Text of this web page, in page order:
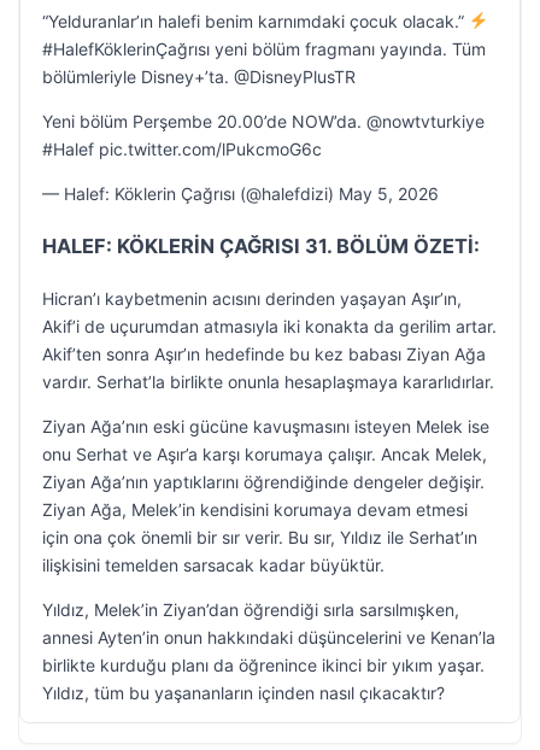
“Yelduranlar’ın halefi benim karnımdaki çocuk olacak.”
#HalefKöklerinÇağrısı yeni bölüm fragmanı yayında. Tüm
bölümleriyle Disney+’ta. @DisneyPlusTR
Yeni bölüm Perşembe 20.00’de NOW’da. @nowtvturkiye
#Halef pic.twitter.com/lPukcmoG6c
— Halef: Köklerin Çağrısı (@halefdizi) May 5, 2026
HALEF: KÖKLERİN ÇAĞRISI 31. BÖLÜM ÖZETİ:
Hicran’ı kaybetmenin acısını derinden yaşayan Aşır’ın,
Akif’i de uçurumdan atmasıyla iki konakta da gerilim artar.
Akif’ten sonra Aşır’ın hedefinde bu kez babası Ziyan Ağa
vardır. Serhat’la birlikte onunla hesaplaşmaya kararlıdırlar.
Ziyan Ağa’nın eski gücüne kavuşmasını isteyen Melek ise
onu Serhat ve Aşır’a karşı korumaya çalışır. Ancak Melek,
Ziyan Ağa’nın yaptıklarını öğrendiğinde dengeler değişir.
Ziyan Ağa, Melek’in kendisini korumaya devam etmesi
için ona çok önemli bir sır verir. Bu sır, Yıldız ile Serhat’ın
ilişkisini temelden sarsacak kadar büyüktür.
Yıldız, Melek’in Ziyan’dan öğrendiği sırla sarsılmışken,
annesi Ayten’in onun hakkındaki düşüncelerini ve Kenan’la
birlikte kurduğu planı da öğrenince ikinci bir yıkım yaşar.
Yıldız, tüm bu yaşananların içinden nasıl çıkacaktır?